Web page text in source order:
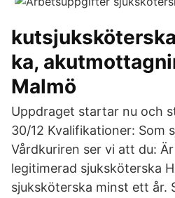
ka,
Malmö
Uppdraget startar nu och
30/12 Kvalifikationer: Som
Vårdkuriren ser vi att du:
legitimerad sjuksköterska
sjuksköterska minst ett år.